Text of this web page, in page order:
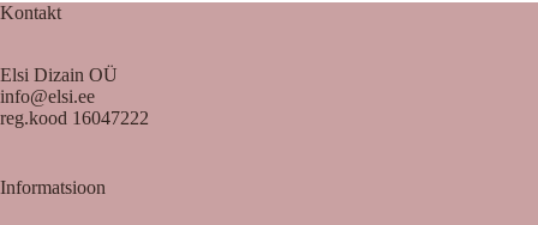
Kontakt
Elsi Dizain OÜ
info@elsi.ee
reg.kood 16047222
Informatsioon